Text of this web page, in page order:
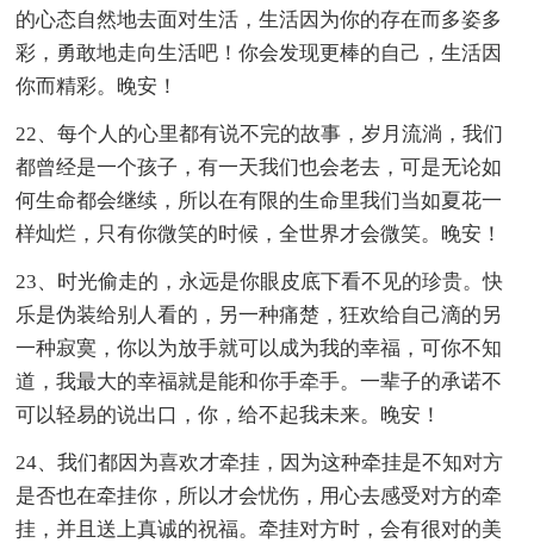
的心态自然地去面对生活，生活因为你的存在而多姿多
彩，勇敢地走向生活吧！你会发现更棒的自己，生活因
你而精彩。晚安！
22、每个人的心里都有说不完的故事，岁月流淌，我们
都曾经是一个孩子，有一天我们也会老去，可是无论如
何生命都会继续，所以在有限的生命里我们当如夏花一
样灿烂，只有你微笑的时候，全世界才会微笑。晚安！
23、时光偷走的，永远是你眼皮底下看不见的珍贵。快
乐是伪装给别人看的，另一种痛楚，狂欢给自己滴的另
一种寂寞，你以为放手就可以成为我的幸福，可你不知
道，我最大的幸福就是能和你手牵手。一辈子的承诺不
可以轻易的说出口，你，给不起我未来。晚安！
24、我们都因为喜欢才牵挂，因为这种牵挂是不知对方
是否也在牵挂你，所以才会忧伤，用心去感受对方的牵
挂，并且送上真诚的祝福。牵挂对方时，会有很对的美